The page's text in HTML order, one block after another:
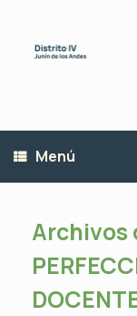
contenido
Menú
Archivos